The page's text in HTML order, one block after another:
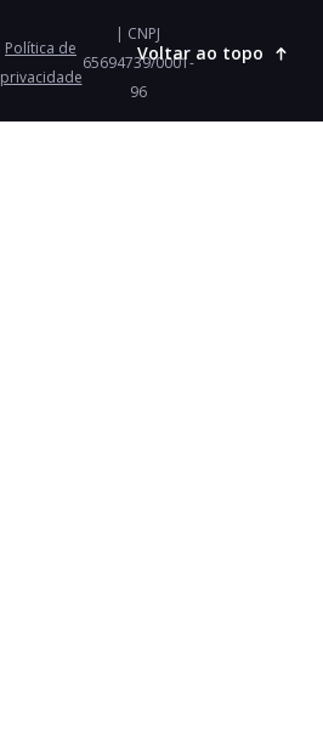
Política de
privacidade
| CNPJ
65694739/0001-
96
Voltar ao topo